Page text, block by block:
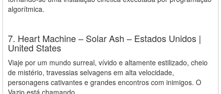
algorítmica.
7. Heart Machine – Solar Ash – Estados Unidos |
United States
Viaje por um mundo surreal, vívido e altamente estilizado, cheio
de mistério, travessias selvagens em alta velocidade,
personagens cativantes e grandes encontros com inimigos. O